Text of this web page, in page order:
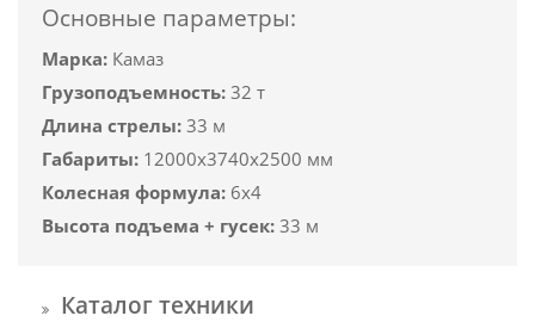
Основные параметры:
Марка: Камаз
Грузоподъемность: 32 т
Длина стрелы: 33 м
Габариты: 12000x3740x2500 мм
Колесная формула: 6x4
Высота подъема + гусек: 33 м
Каталог техники